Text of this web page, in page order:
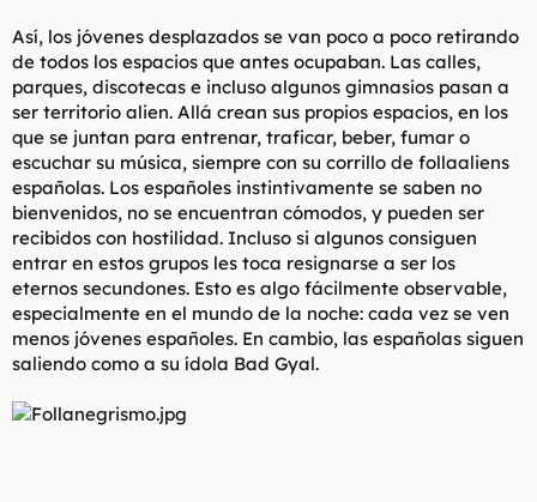
Así, los jóvenes desplazados se van poco a poco retirando
de todos los espacios que antes ocupaban. Las calles,
parques, discotecas e incluso algunos gimnasios pasan a
ser territorio alien. Allá crean sus propios espacios, en los
que se juntan para entrenar, traficar, beber, fumar o
escuchar su música, siempre con su corrillo de follaaliens
españolas. Los españoles instintivamente se saben no
bienvenidos, no se encuentran cómodos, y pueden ser
recibidos con hostilidad. Incluso si algunos consiguen
entrar en estos grupos les toca resignarse a ser los
eternos secundones. Esto es algo fácilmente observable,
especialmente en el mundo de la noche: cada vez se ven
menos jóvenes españoles. En cambio, las españolas siguen
saliendo como a su ídola Bad Gyal.